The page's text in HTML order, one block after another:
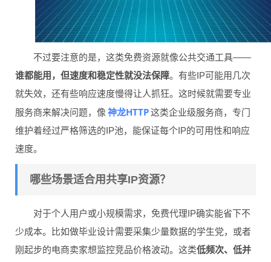
不过要注意的是，这类免费资源就像公共交通工具——
谁都能用，但速度和稳定性就没法保障。有些IP可能用几次
就失效，还有些响应速度慢得让人抓狂。这时候就需要专业
服务商来解决问题，像 神龙HTTP这类企业级服务商，专门
维护着经过严格筛选的IP池，能保证每个IP的可用性和响应
速度。
哪些场景适合用共享IP资源？
对于个人用户或小规模需求，免费代理IP确实能省下不
少成本。比如做毕业设计需要采集少量数据的学生党，或者
刚起步的电商卖家想监控竞品价格波动。这类低频次、低并